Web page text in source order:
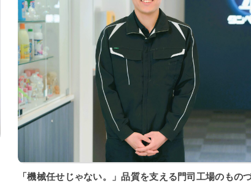
「機械任せじゃない。」品質を支える門司工場のもの